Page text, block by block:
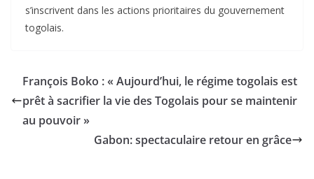
s’inscrivent dans les actions prioritaires du gouvernement
togolais.
François Boko : « Aujourd’hui, le régime togolais est
prêt à sacrifier la vie des Togolais pour se maintenir
au pouvoir »
Gabon: spectaculaire retour en grâce